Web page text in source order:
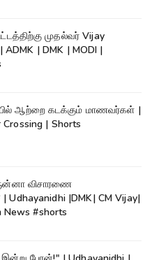
முதல்வர் Vijay
ADMK | DMK | MODI |
ஆற்றை கடக்கும் மாணவர்கள் |
| Shorts
விசாரணை
|DMK| CM Vijay|
News #shorts